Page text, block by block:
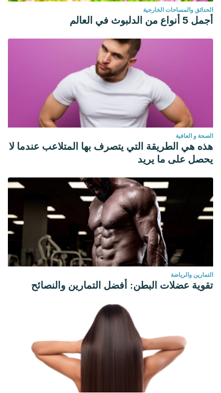
الحدائق والمساحات الخارجية
أجمل 5 أنواع من الدلبوث في العالم
الصحة و العافية
هذه هي الطريقة التي يتصرف بها المتلاعب عندما لا
يحصل على ما يريد
التمارين والرياضة
تقوية عضلات البطن: أفضل التمارين والنصائح